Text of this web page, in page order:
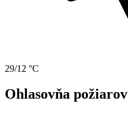
29/12 °C
Ohlasovňa požiarov